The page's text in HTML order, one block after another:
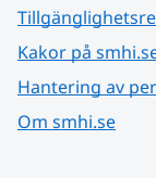
Kakor på
Hantering av
Om smhi.se